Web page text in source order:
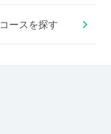
コースを探す